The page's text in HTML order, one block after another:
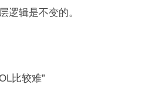
逻辑是不变的。
比较难”